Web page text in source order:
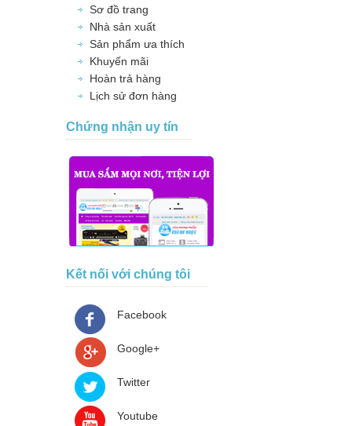
Sơ đồ trang
Nhà sản xuất
Sản phẩm ưa thích
Khuyến mãi
Hoàn trả hàng
Lịch sử đơn hàng
Chứng nhận uy tín
Kết nối với chúng tôi
Facebook
Google+
Twitter
Youtube